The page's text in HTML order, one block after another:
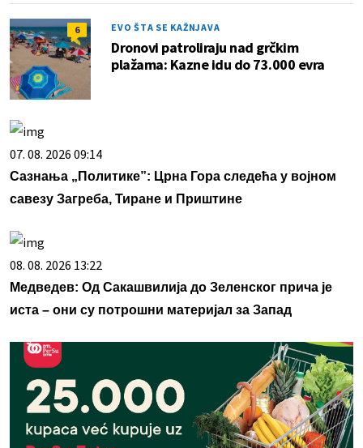
6 EVO ŠTA SE KAŽNJAVA
Dronovi patroliraju nad grčkim
plažama: Kazne idu do 73.000 evra
07. 08. 2026 09:14
Сазнања „Политике”: Црна Гора следећа у војном
савезу Загреба, Тиране и Приштине
08. 08. 2026 13:22
Медведев: Од Сакашвилија до Зеленског прича је
иста – они су потрошни материјал за Запад